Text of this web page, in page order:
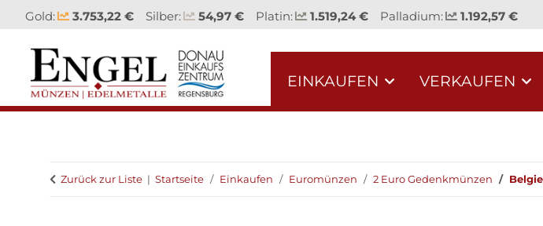
Gold: 3.753,22 € Silber: 54,97 € Platin: 1.519,24 € Palladium: 1.192,57 €
EINKAUFEN VERKAUFEN
Zurück zur Liste Startseite Einkaufen Euromünzen 2 Euro Gedenkmünzen